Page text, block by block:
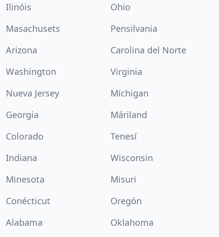
Ilinóis
Ohio
Masachusets
Pensilvania
Arizona
Carolina del Norte
Washington
Virginia
Nueva Jersey
Míchigan
Georgia
Máriland
Colorado
Tenesí
Indiana
Wisconsin
Minesota
Misuri
Conécticut
Oregón
Alabama
Oklahoma